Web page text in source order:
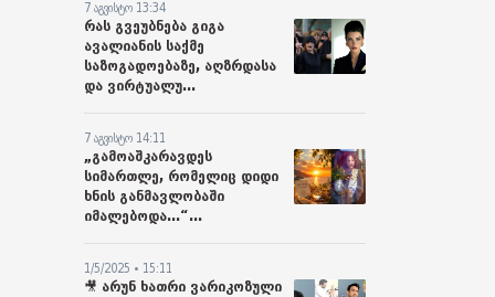
7 აგვისტო 13:34
რას გვეუბნება გიგა
ავალიანის საქმე
საზოგადოებაზე, აღზრდასა
და ვირტუალუ...
7 აგვისტო 14:11
„გამოაშკარავდეს
სიმართლე, რომელიც დიდი
ხნის განმავლობაში
იმალებოდა...“...
1/5/2025 • 15:11
🎥 არუნ ხათრი ვარიკოზული